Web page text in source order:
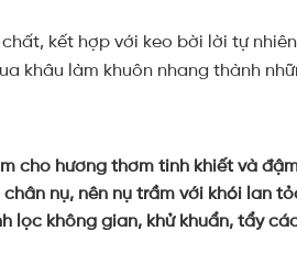
kết hợp với keo bời lời tự
khâu làm khuôn nhang thành
cho hương thơm tinh khiết và
nụ, nên nụ trầm với khói lan
lọc không gian, khử khuẩn, tẩy